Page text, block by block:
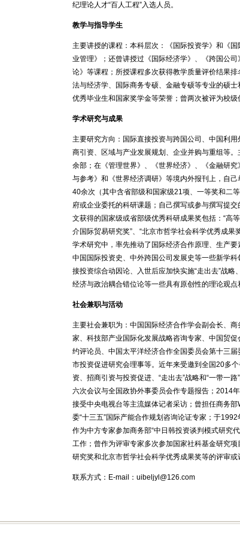
纪理论人才“百人工程”入选人员。
教学与指导学生
主要讲授的课程：本科层次：《国际投资学》和《
业管理》；还曾讲授过《国际经济学》、《跨国公
论》等课程；所授课程多次获得教学质量评价结果
法与经济学、国际商务专硕、金融专硕等专业的硕
优秀毕业生和国家奖学金等荣誉；曾两次被评为校级
学术研究与成果
主要研究方向：国际直接投资与跨国公司、中国利
商引资、区域与产业发展规划、企业并购与重组等
余部；在《管理世界》、《世界经济》、《金融研
与参考》和《世界经济调研》等境内外报刊上，自
40余次（其中含省部级和国家级21项、一等奖和二
府或企业委托的科研课题；自己撰写或参与撰写提
文获得的国家级或省部级优秀科研成果奖包括：“高
介国际贸易研究奖”、“北京市哲学社会科学优秀成果
学术研究中，率先推动了国际经济合作原理、生产
中国国际投资史、中外跨国公司发展史等一些新学
接投资综合动因论、入世后应加快实施“走出去”战
经济与政治耦合错位论等一些具有原创性的理论观点
社会兼职与活动
主要社会兼职为：中国国际经济合作学会副会长、
家、科技部产业国际化发展战略咨询专家、中国贸
约评论员、中国太平洋经济合作全国委员会第十三
市投资促进研究会理事等。近年来受邀到全国20多
资、招商引资与投资促进、“走出去”战略和“一带一
六次会议与全国政协外事委员会作专题报告；2014
接受中央电视台等主流媒体记者采访；曾担任商务
委“十三五”国际产能合作规划咨询论证专家；于
作为中方专家参加商务部“中日韩投资谈判模式研究
工作；曾作为评审专家多次参加国家社科基金研究
研究奖和北京市哲学社会科学优秀成果奖等的评审或
联系方式：E-mail：uibeljyl@126.com